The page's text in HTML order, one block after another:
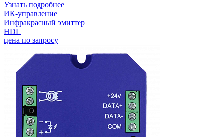
Узнать подробнее
ИК-управление
Инфракрасный эмиттер
HDL
цена по запросу